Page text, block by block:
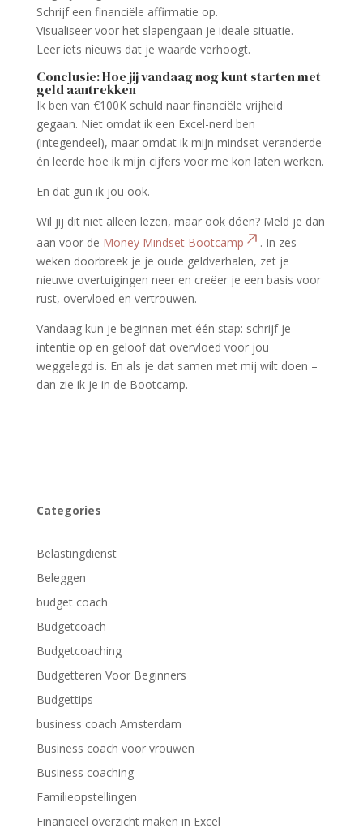
Schrijf een financiële affirmatie op.
Visualiseer voor het slapengaan je ideale situatie.
Leer iets nieuws dat je waarde verhoogt.
Conclusie: Hoe jij vandaag nog kunt starten met
geld aantrekken
Ik ben van €100K schuld naar financiële vrijheid
gegaan. Niet omdat ik een Excel-nerd ben
(integendeel), maar omdat ik mijn mindset veranderde
én leerde hoe ik mijn cijfers voor me kon laten werken.
En dat gun ik jou ook.
Wil jij dit niet alleen lezen, maar ook dóen? Meld je dan
aan voor de Money Mindset Bootcamp
. In zes
weken doorbreek je je oude geldverhalen, zet je
nieuwe overtuigingen neer en creëer je een basis voor
rust, overvloed en vertrouwen.
Vandaag kun je beginnen met één stap: schrijf je
intentie op en geloof dat overvloed voor jou
weggelegd is. En als je dat samen met mij wilt doen –
dan zie ik je in de Bootcamp.
Categories
Belastingdienst
Beleggen
budget coach
Budgetcoach
Budgetcoaching
Budgetteren Voor Beginners
Budgettips
business coach Amsterdam
Business coach voor vrouwen
Business coaching
Familieopstellingen
Financieel overzicht maken in Excel